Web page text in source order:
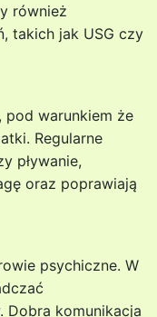
również
takich jak USG czy
warunkiem że
Regularne
pływanie,
oraz poprawiają
psychiczne. W
Dobra komunikacja